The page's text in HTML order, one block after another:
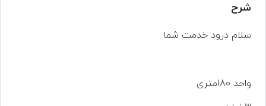
شرح
سلام درود خدمت شما
واحد 180متری